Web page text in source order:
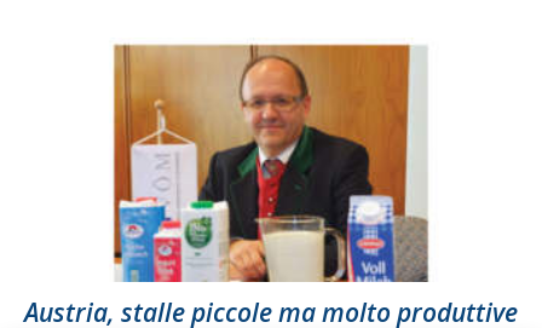
Austria, stalle piccole ma molto produttive